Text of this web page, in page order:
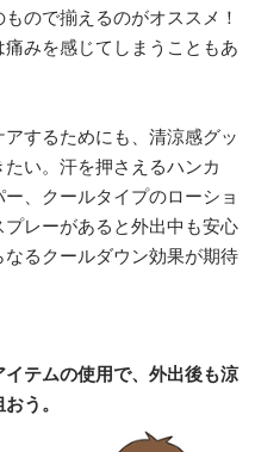
ので揃えるのがオススメ！
みを感じてしまうこともあ
するためにも、清涼感グッ
い。汗を押さえるハンカ
、クールタイプのローショ
レーがあると外出中も安心
るクールダウン効果が期待
テムの使用で、外出後も涼
う。